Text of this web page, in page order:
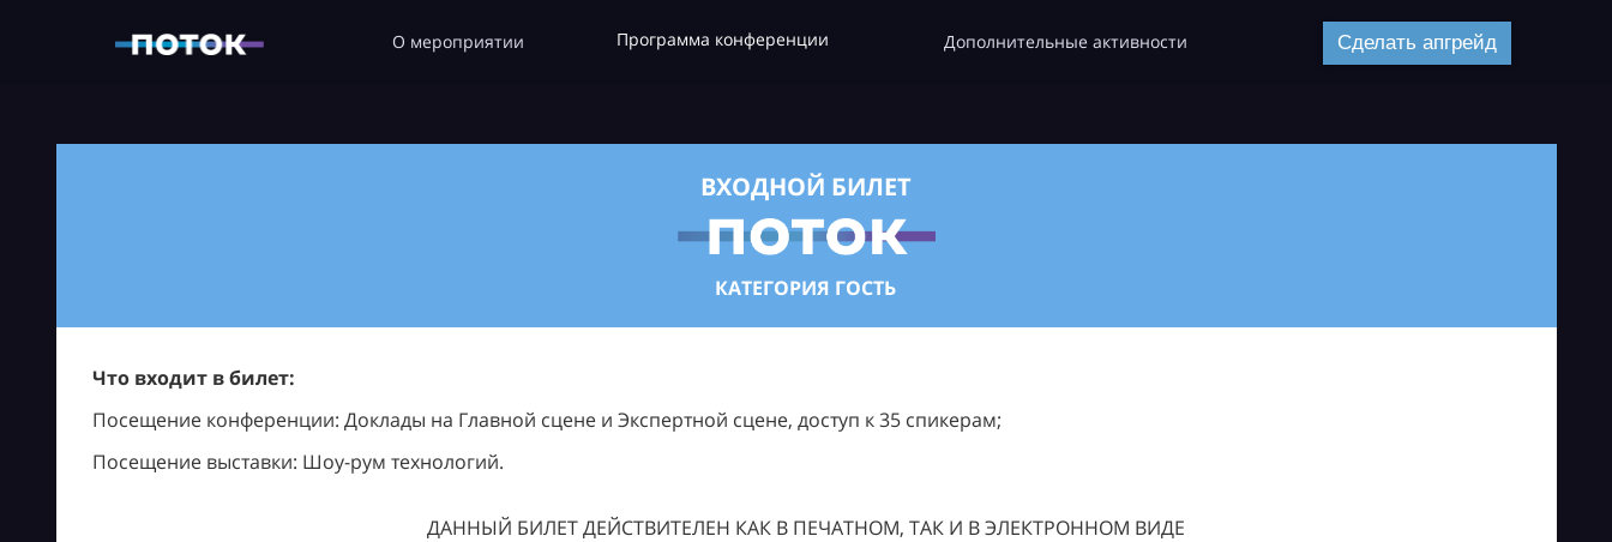
О мероприятии Программа конференции Дополнительные активности Сделать апгрейд
ВХОДНОЙ БИЛЕТ
КАТЕГОРИЯ ГОСТЬ
Что входит в билет:
Посещение конференции: Доклады на Главной сцене и Экспертной сцене, доступ к 35 спикерам;
Посещение выставки: Шоу-рум технологий.
ДАННЫЙ БИЛЕТ ДЕЙСТВИТЕЛЕН КАК В ПЕЧАТНОМ, ТАК И В ЭЛЕКТРОННОМ ВИДЕ